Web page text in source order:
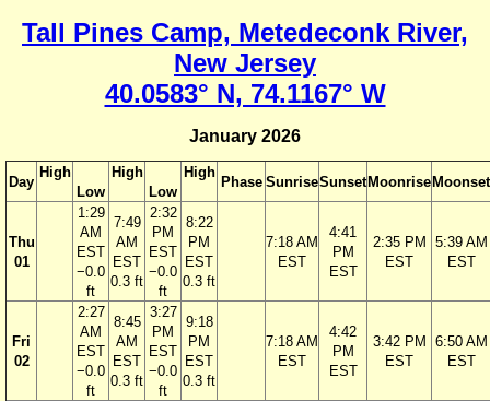
Tall Pines Camp, Metedeconk River,
New Jersey
40.0583° N, 74.1167° W
January 2026
Day
High
Low
High
Low
High
Phase SunriseSunset Moonrise Moonset
Thu
01
1:29
AM
EST
−0.0
ft
7:49
AM
EST
0.3 ft
2:32
PM
EST
−0.0
ft
8:22
PM
EST
0.3 ft
7:18 AM
EST
4:41
PM
EST
2:35 PM
EST
5:39 AM
EST
Fri
02
2:27
AM
EST
−0.0
ft
8:45
AM
EST
0.3 ft
3:27
PM
EST
−0.0
ft
9:18
PM
EST
0.3 ft
7:18 AM
EST
4:42
PM
EST
3:42 PM
EST
6:50 AM
EST